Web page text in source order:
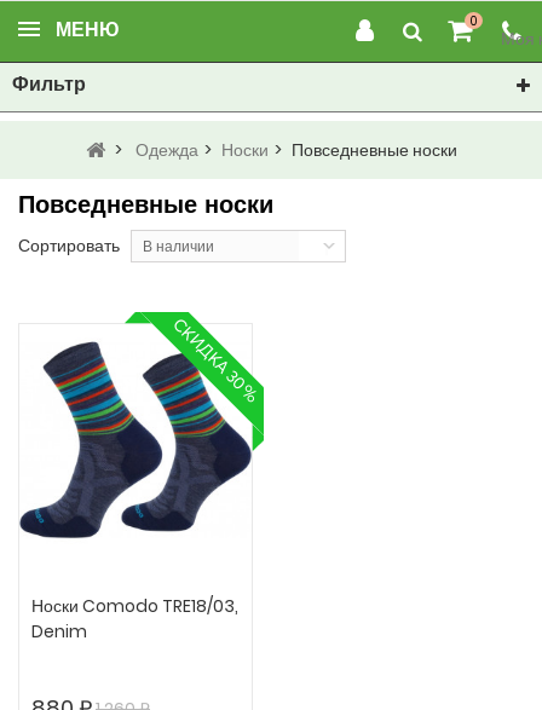
МЕНЮ Моя
0
Фильтр
> Одежда > Носки > Повседневные носки
Повседневные носки
Сортировать В наличии
СКИДКА 30%
Носки Comodo TRE18/03,
Denim